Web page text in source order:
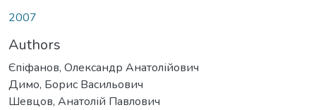
2007
Authors
Єпіфанов, Олександр Анатолійович
Димо, Борис Васильович
Шевцов, Анатолій Павлович